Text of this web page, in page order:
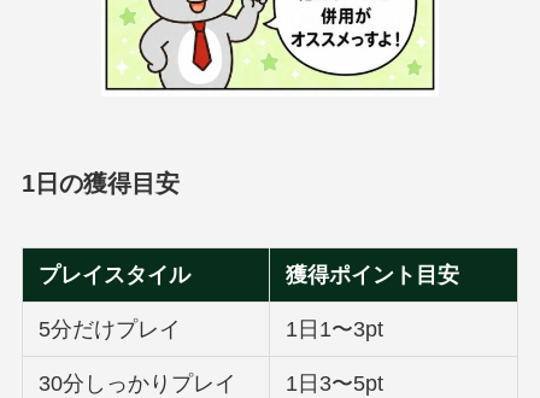
1日の獲得目安
プレイスタイル 獲得ポイント目安
5分だけプレイ 1日1〜3pt
30分しっかりプレイ 1日3〜5pt